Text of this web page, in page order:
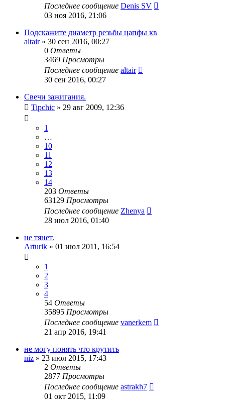
Последнее сообщение Denis SV
03 ноя 2016, 21:06
Подскажите диаметр резьбы цапфы кв
altair» 30 сен 2016, 00:27
0 Ответы
3469 Просмотры
Последнее сообщение altair
30 сен 2016, 00:27
Свечи зажигания.
Tipchic » 29 авг 2009, 12:36
1
…
10
11
12
13
14
203 Ответы
63129 Просмотры
Последнее сообщение Zhenya
28 июл 2016, 01:40
не тянет.
Arturik » 01 июл 2011, 16:54
1
2
3
4
54 Ответы
35895 Просмотры
Последнее сообщение vanerkem
21 апр 2016, 19:41
не могу понять что крутить
niz » 23 июл 2015, 17:43
2 Ответы
2877 Просмотры
Последнее сообщение astrakh7
01 окт 2015, 11:09